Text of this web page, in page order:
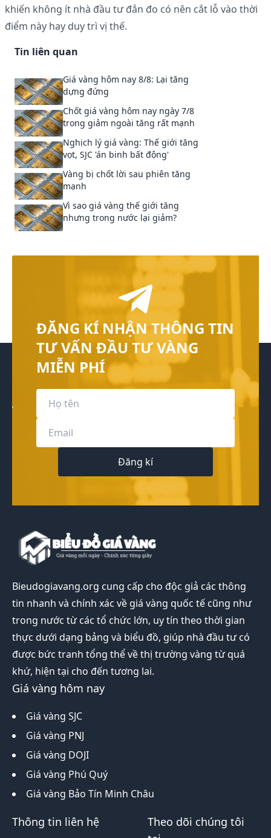
khiến không ít nhà đầu tư đắn đo có nên cắt lỗ vào thời
điểm này hay duy trì vị thế.
Tin liên quan
Giá vàng hôm nay 8/8: Lại tăng
dựng đứng
Chốt giá vàng hôm nay ngày 7/8
trong giảm ngoài tăng rất mạnh
Nghịch lý giá vàng: Thế giới tăng
vọt, SJC 'án binh bất động'
Vàng bị chốt lời sau phiên tăng
mạnh
Vì sao giá vàng thế giới tăng
nhưng trong nước lại giảm?
ĐĂNG KÍ NHẬN THÔNG TIN
TƯ VẤN ĐẦU TƯ VÀNG
MIỄN PHÍ
Đăng kí
Bieudogiavang.org cung cấp cho độc giả các thông
tin nhanh và chính xác về giá vàng quốc tế cũng như
trong nước từ các tổ chức lớn, uy tín theo thời gian
thực dưới dạng bảng và biểu đồ, giúp nhà đầu tư có
được bức tranh tổng thể về thị trường vàng từ quá
khứ, hiện tại cho đến tương lai.
Giá vàng hôm nay
Giá vàng SJC
Giá vàng PNJ
Giá vàng DOJI
Giá vàng Phú Quý
Giá vàng Bảo Tín Minh Châu
Thông tin liên hệ
Theo dõi chúng tôi